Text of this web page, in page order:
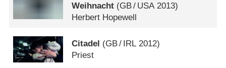
Weihnacht (GB/ USA2013)
Herbert Hopewell
Citadel (GB/ IRL 2012)
Priest